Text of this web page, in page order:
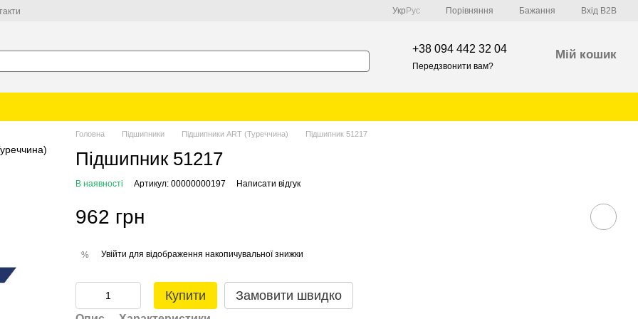
Укр Рус Порівняння Бажання Вхід B2B
+38 094 442 32 04
Передзвонити вам?
Мій кошик
Головна Підшипники Підшипники ART (Туреччина) Підшипник 51217
Підшипник 51217
В наявності Артикул: 00000000197 Написати відгук
962 грн
% Увійти для відображення накопичувальної знижки
Купити Замовити швидко